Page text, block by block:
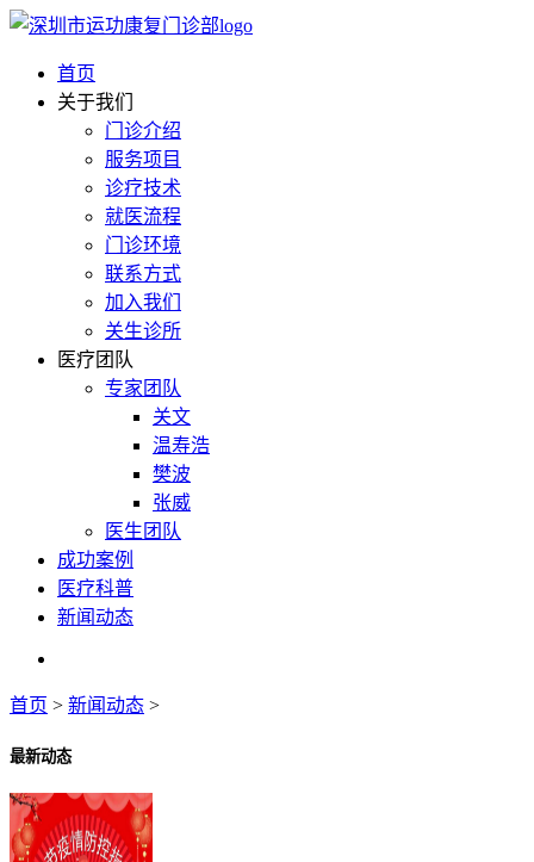
首页
关于我们
门诊介绍
服务项目
诊疗技术
就医流程
门诊环境
联系方式
加入我们
关生诊所
医疗团队
专家团队
关文
温寿浩
樊波
张威
医生团队
成功案例
医疗科普
新闻动态
首页 > 新闻动态 >
最新动态